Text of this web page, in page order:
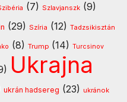
(7) Szlavjanszk (9)
(29) Szíria (12) Tadzsikisztán
(8) Trump (14) Turcsinov
Ukrajna
ukrán hadsereg (23) ukránok